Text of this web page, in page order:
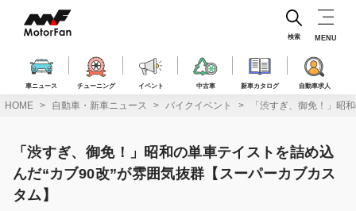
ス
車ニュース チューニング イベント 中古車 新車カタログ 自動車求人
検索 MENU
HOME 自動車・新車ニュース バイクイベント 「渋すぎ、御免！」昭
「渋すぎ、御免！」昭和の単車テイストを詰め込
んだ“カブ90改”が雰囲気抜群【スーパーカブカス
タム】